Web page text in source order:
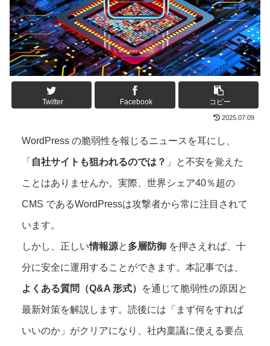
Twitter Facebook コピー
2025.07.09
WordPress の脆弱性を報じるニュースを⽿にし、
「 自社サイトも狙われるのでは？ 」と不安を覚えた
ことはありませんか。実際、世界シェア40％超の
CMS であるWordPressは攻撃者から常に注目されて
います。
しかし、正しい情報源と 多層防御 を押さえれば、十
分に安全に運⽤することができます。本記事では、
よくある質問（Q&A 形式） を通じて脆弱性の原因と
最新対策を解説します。読後には「まず何をすれば
いいのか」がクリアになり、社内稟議に使える要点